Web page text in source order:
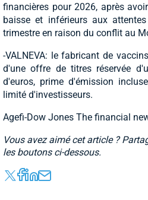
financières pour 2026, après
baisse et inférieurs aux
trimestre en raison du conflit au
-VALNEVA: le fabricant de
d'une offre de titres réservée
d'euros, prime d'émission
limité d'investisseurs.
Agefi-Dow Jones The financial
Vous avez aimé cet article ?
les boutons ci-dessous.